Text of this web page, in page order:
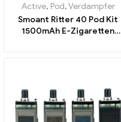
Active, Pod,Verdampfer
Smoant Ritter 40 Pod Kit
1500mAh E-Zigaretten